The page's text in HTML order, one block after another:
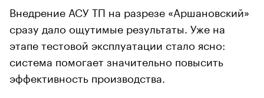
Внедрение АСУ ТП на разрезе «Аршановский»
сразу дало ощутимые результаты. Уже на
этапе тестовой эксплуатации стало ясно:
система помогает значительно повысить
эффективность производства.